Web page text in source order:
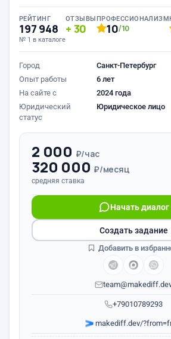
РЕЙТИНГ
197 948
№ 1 в каталоге
ОТЗЫВЫ
30
ПРОФЕССИОНАЛИЗМ
10/10
Город
Санкт-Петербург
Опыт работы
6 лет
На сайте с
2024 года
Юридический
статус
Юридическое лицо
2 000 ₽/час
320 000 ₽/месяц
средняя ставка
+79010789293
Начать диалог
makediff.dev/
Создать задание
Добавить в